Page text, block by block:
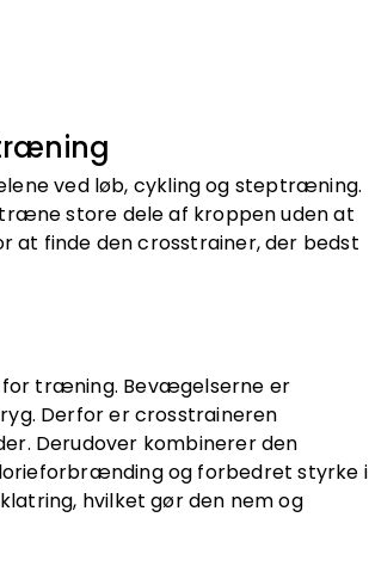
ved løb, cykling og steptræning.
store dele af kroppen uden at
at finde den crosstrainer, der bedst
for træning. Bevægelserne er
Derfor er crosstraineren
Derudover kombinerer den
og forbedret styrke i
hvilket gør den nem og